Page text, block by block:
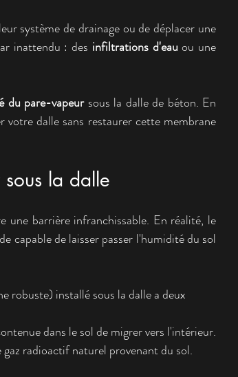
système de drainage ou de déplacer une
inattendu : des infiltrations d'eau
du pare-vapeur sous la dalle de béton. En
dalle sans restaurer cette membrane
la dalle
une barrière infranchissable. En réalité, le
capable de laisser passer l'humidité du sol
robuste) installé sous la dalle a deux
dans le sol de migrer vers l'intérieur.
radioactif naturel provenant du sol.